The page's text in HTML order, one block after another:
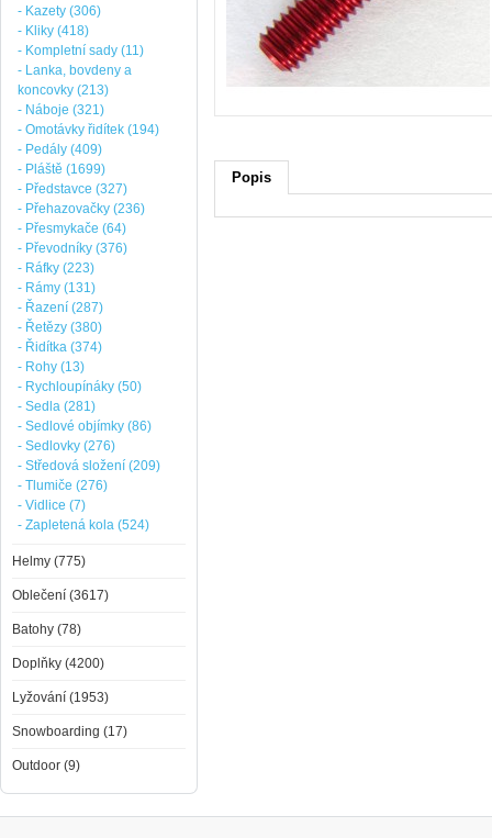
Popis
- Kazety (306)
- Kliky (418)
- Kompletní sady (11)
- Lanka, bovdeny a
koncovky (213)
- Náboje (321)
- Omotávky řidítek (194)
- Pedály (409)
- Pláště (1699)
- Představce (327)
- Přehazovačky (236)
- Přesmykače (64)
- Převodníky (376)
- Ráfky (223)
- Rámy (131)
- Řazení (287)
- Řetězy (380)
- Řidítka (374)
- Rohy (13)
- Rychloupínáky (50)
- Sedla (281)
- Sedlové objímky (86)
- Sedlovky (276)
- Středová složení (209)
- Tlumiče (276)
- Vidlice (7)
- Zapletená kola (524)
Helmy (775)
Oblečení (3617)
Batohy (78)
Doplňky (4200)
Lyžování (1953)
Snowboarding (17)
Outdoor (9)